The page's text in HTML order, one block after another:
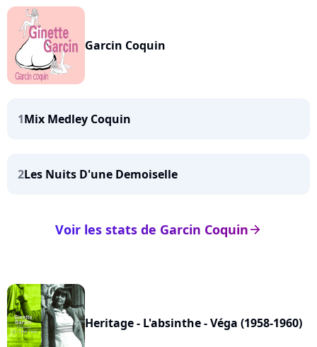
Garcin Coquin
1Mix Medley Coquin
2Les Nuits D'une Demoiselle
arrow_right
Voir les stats de Garcin Coquin
Heritage - L'absinthe - Véga (1958-1960)